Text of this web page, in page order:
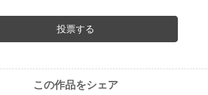
投票する
この作品をシェア